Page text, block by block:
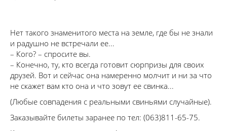
Нет такого знаменитого места на земле, где бы не знали
и радушно не встречали ее...
– Кого? – спросите вы.
– Конечно, ту, кто всегда готовит сюрпризы для своих
друзей. Вот и сейчас она намеренно молчит и ни за что
не скажет вам кто она и что зовут ее свинка...
(Любые совпадения с реальными свиньями случайные).
Заказывайте билеты заранее по тел: (063)811-65-75.